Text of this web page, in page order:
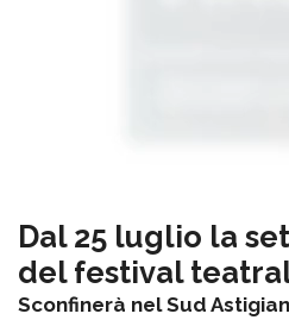
Dal 25 luglio la
del festival
Sconfinerà nel Sud